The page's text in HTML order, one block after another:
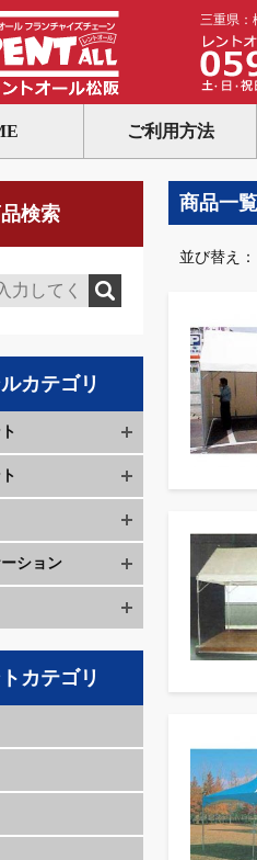
三重県：
ご利用方法
検索 商品一覧
並び替え：
カテゴリ
ション
カテゴリ